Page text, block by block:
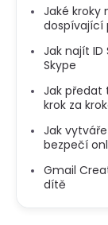
Jaké kroky
dospívající
Jak najít
Skype
Jak předat
krok za
Jak
bezpečí
Gmail
dítě